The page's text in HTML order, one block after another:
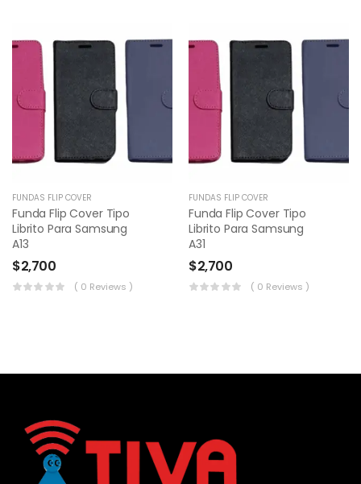
FUNDAS FLIP COVER
Funda Flip Cover Tipo
Librito Para Samsung
A13
$2,700
( 0 Reviews )
FUNDAS FLIP COVER
Funda Flip Cover Tipo
Librito Para Samsung
A31
$2,700
( 0 Reviews )